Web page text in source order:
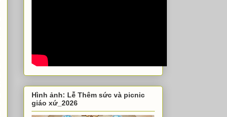
Hình ảnh: Lễ Thêm sức và picnic
giáo xứ_2026